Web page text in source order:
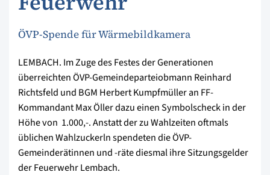
ÖVP-Spende für Wärmebildkamera
LEMBACH. Im Zuge des Festes der Generationen
überreichten ÖVP-Gemeindeparteiobmann Reinhard
Richtsfeld und BGM Herbert Kumpfmüller an FF-
Kommandant Max Öller dazu einen Symbolscheck in der
Höhe von  1.000,-. Anstatt der zu Wahlzeiten oftmals
üblichen Wahlzuckerln spendeten die ÖVP-
Gemeinderätinnen und -räte diesmal ihre Sitzungsgelder
der Feuerwehr Lembach.